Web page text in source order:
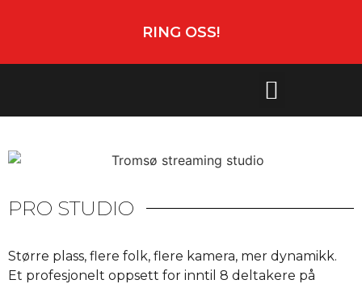
RING OSS!
PRO STUDIO
Større plass, flere folk, flere kamera, mer dynamikk.
Et profesjonelt oppsett for inntil 8 deltakere på